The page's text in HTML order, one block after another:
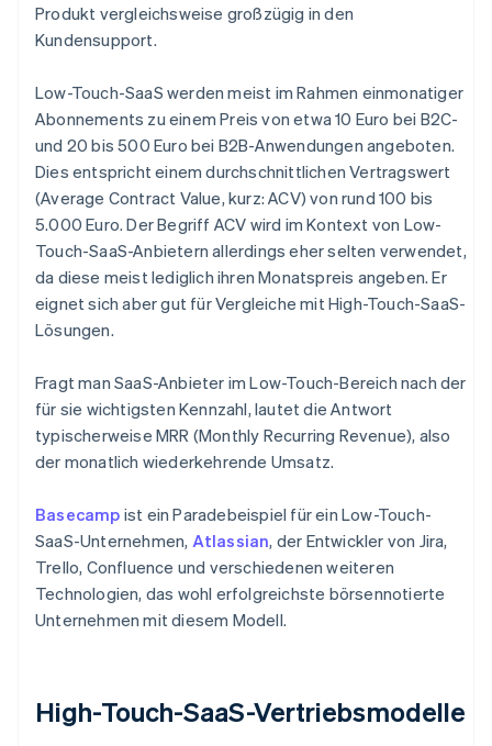
Produkt vergleichsweise großzügig in den
Kundensupport.
Low-Touch-SaaS werden meist im Rahmen einmonatiger
Abonnements zu einem Preis von etwa 10 Euro bei B2C-
und 20 bis 500 Euro bei B2B-Anwendungen angeboten.
Dies entspricht einem durchschnittlichen Vertragswert
(Average Contract Value, kurz: ACV) von rund 100 bis
5.000 Euro. Der Begriff ACV wird im Kontext von Low-
Touch-SaaS-Anbietern allerdings eher selten verwendet,
da diese meist lediglich ihren Monatspreis angeben. Er
eignet sich aber gut für Vergleiche mit High-Touch-SaaS-
Lösungen.
Fragt man SaaS-Anbieter im Low-Touch-Bereich nach der
für sie wichtigsten Kennzahl, lautet die Antwort
typischerweise MRR (Monthly Recurring Revenue), also
der monatlich wiederkehrende Umsatz.
Basecamp ist ein Paradebeispiel für ein Low-Touch-
SaaS-Unternehmen, Atlassian, der Entwickler von Jira,
Trello, Confluence und verschiedenen weiteren
Technologien, das wohl erfolgreichste börsennotierte
Unternehmen mit diesem Modell.
High-Touch-SaaS-Vertriebsmodelle